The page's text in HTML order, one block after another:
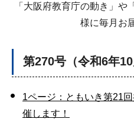
「大阪府教育庁の動き」
様に毎月お
第270号（令和6年
1ページ：ともいき第21
催します！